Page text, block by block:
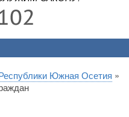
Южная Осетия